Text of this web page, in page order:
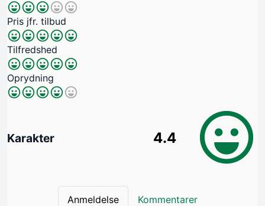
Pris jfr. tilbud
Tilfredshed
Oprydning
Karakter 4.4
Anmeldelse Kommentarer